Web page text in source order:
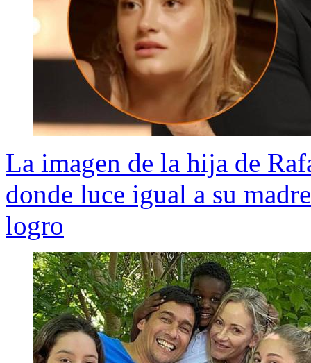
La imagen de la hija de
donde luce igual a su
logro